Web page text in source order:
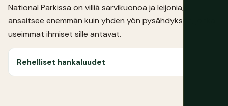
National Parkissa on villiä sarvikuonoa ja leijonia,
ansaitsee enemmän kuin yhden yön pysähdyksen, jonka
useimmat ihmiset sille antavat.
Rehelliset hankaluudet